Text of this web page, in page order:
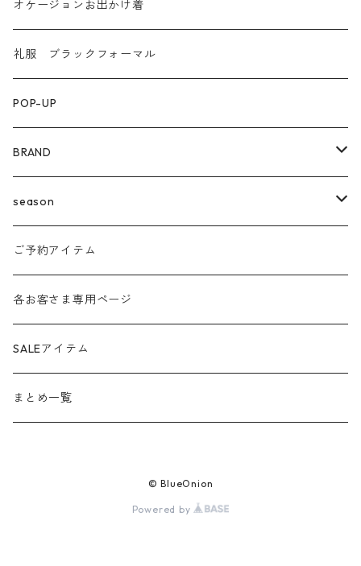
オケージョンお出かけ着
礼服 ブラックフォーマル
POP-UP
BRAND
agnost
amo
anana
ante aciem
any
season
24ss
24aw
25ss
25aw
ご予約アイテム
各お客さま専用ページ
SALEアイテム
まとめ一覧
© BlueOnion
Powered by